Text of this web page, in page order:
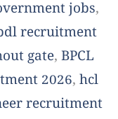
jobs,
recruitment
gate, BPCL
2026, hcl
recruitment